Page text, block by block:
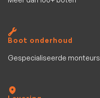
Boot onderhoud
Gespecialiseerde monteurs